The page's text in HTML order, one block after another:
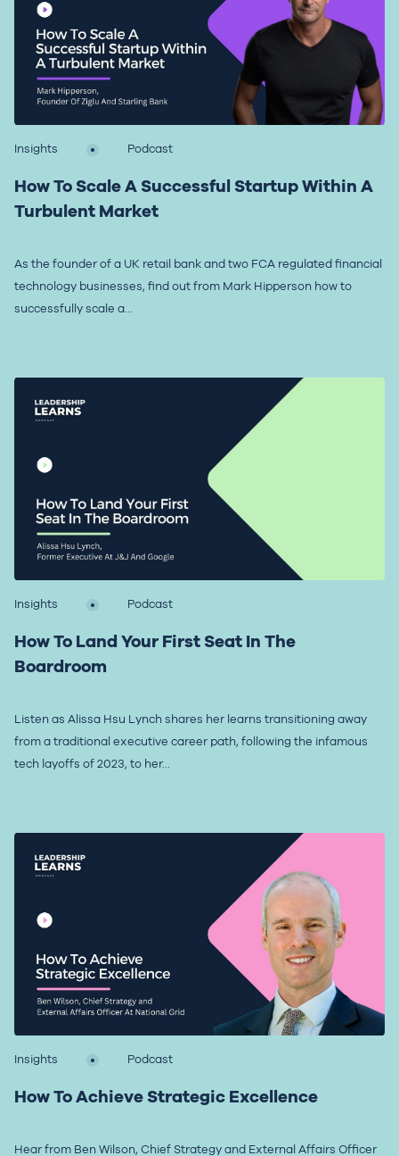
Insights Podcast
How To Scale A Successful Startup Within A
Turbulent Market
As the founder of a UK retail bank and two FCA regulated financial
technology businesses, find out from Mark Hipperson how to
successfully scale a...
Insights Podcast
How To Land Your First Seat In The
Boardroom
Listen as Alissa Hsu Lynch shares her learns transitioning away
from a traditional executive career path, following the infamous
tech layoffs of 2023, to her...
Insights Podcast
How To Achieve Strategic Excellence
Hear from Ben Wilson, Chief Strategy and External Affairs Officer